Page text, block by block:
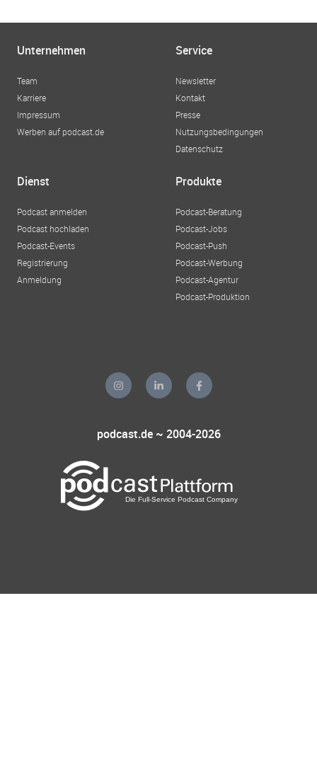
Unternehmen
Team
Karriere
Impressum
Werben auf podcast.de
Service
Newsletter
Kontakt
Presse
Nutzungsbedingungen
Datenschutz
Dienst
Podcast anmelden
Podcast hochladen
Podcast-Events
Registrierung
Anmeldung
Produkte
Podcast-Beratung
Podcast-Jobs
Podcast-Push
Podcast-Werbung
Podcast-Agentur
Podcast-Produktion
podcast.de ~ 2004-2026